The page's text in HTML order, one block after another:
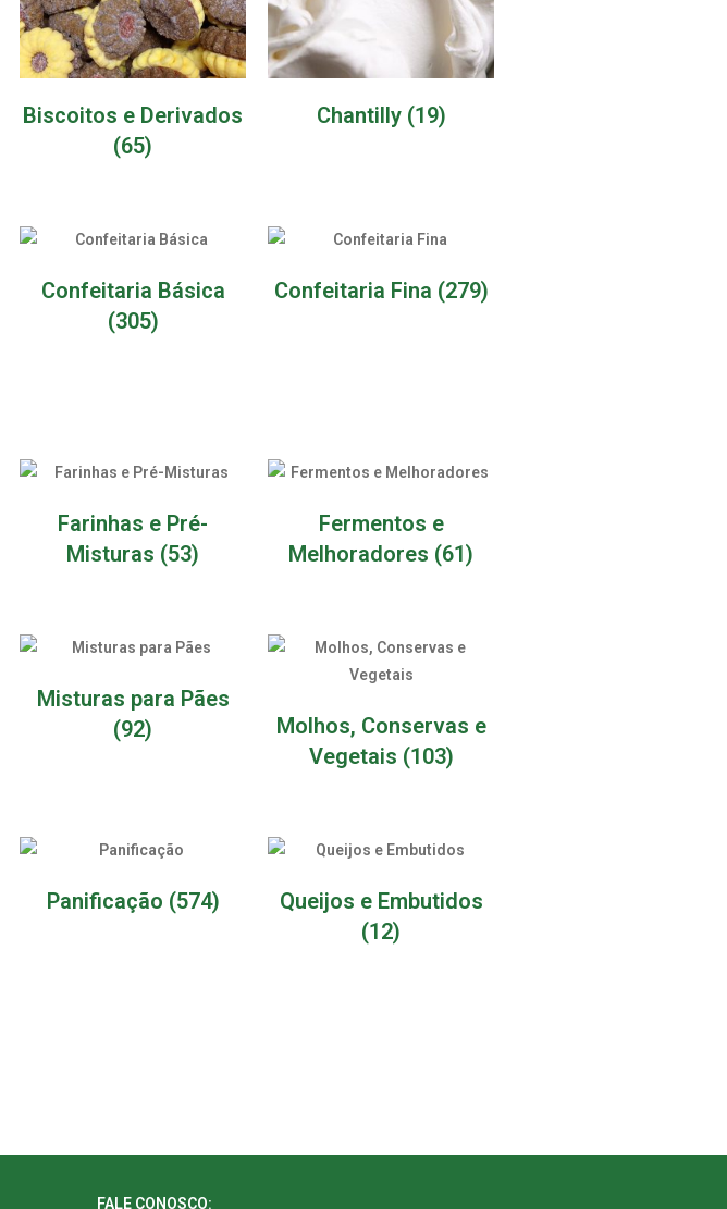
Biscoitos e Derivados
(65)
Chantilly (19)
Confeitaria Básica
(305)
Confeitaria Fina (279)
Farinhas e Pré-
Misturas (53)
Fermentos e
Melhoradores (61)
Misturas para Pães
(92)
Molhos, Conservas e
Vegetais (103)
Panificação (574)
Queijos e Embutidos
(12)
FALE CONOSCO: